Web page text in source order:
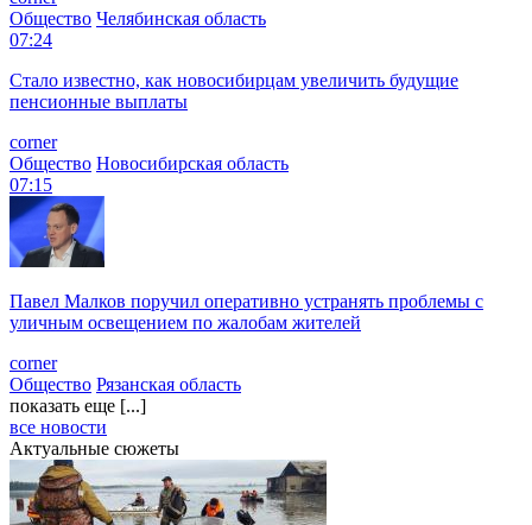
Общество Челябинская область
07:24
Стало известно, как новосибирцам увеличить будущие
пенсионные выплаты
corner
Общество Новосибирская область
07:15
Павел Малков поручил оперативно устранять проблемы с
уличным освещением по жалобам жителей
corner
Общество Рязанская область
показать еще [...]
все новости
Актуальные сюжеты